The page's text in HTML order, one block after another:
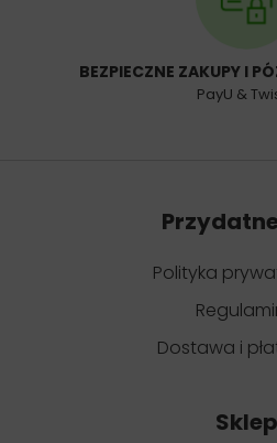
BEZPIECZNE ZAKUPY I
PayU &
Polityka
Dostawa i
Sklep